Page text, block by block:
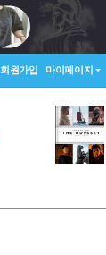
회원가입 마이페이지